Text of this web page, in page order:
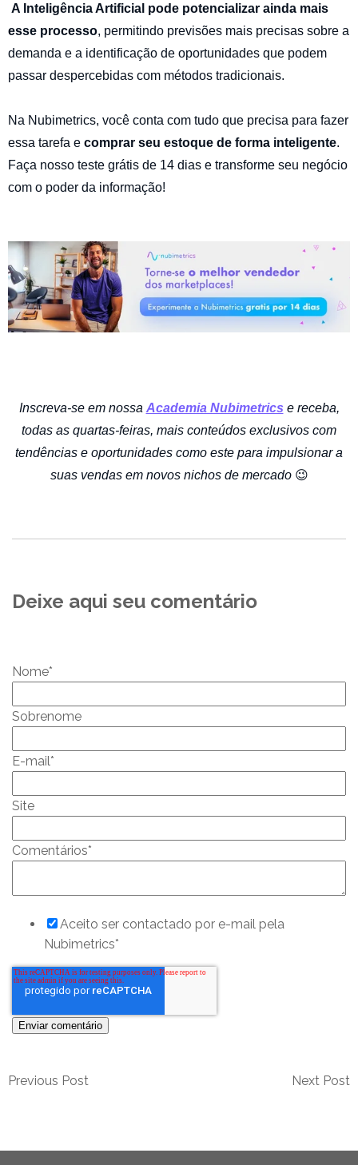
A Inteligência Artificial pode potencializar ainda mais
esse processo, permitindo previsões mais precisas sobre a
demanda e a identificação de oportunidades que podem
passar despercebidas com métodos tradicionais.
Na Nubimetrics, você conta com tudo que precisa para fazer
essa tarefa e comprar seu estoque de forma inteligente.
Faça nosso teste grátis de 14 dias e transforme seu negócio
com o poder da informação!
Inscreva-se em nossa Academia Nubimetrics e receba,
todas as quartas-feiras, mais conteúdos exclusivos com
tendências e oportunidades como este para impulsionar a
suas vendas em novos nichos de mercado 😉
Deixe aqui seu comentário
Nome*
Sobrenome
E-mail*
Site
Comentários*
Aceito ser contactado por e-mail pela
Nubimetrics*
Previous Post Next Post